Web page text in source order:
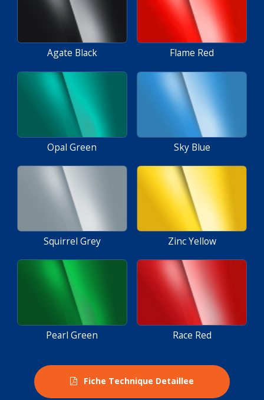
Agate Black Flame Red
Opal Green Sky Blue
Squirrel Grey Zinc Yellow
Pearl Green Race Red
Fiche Technique Detaillee